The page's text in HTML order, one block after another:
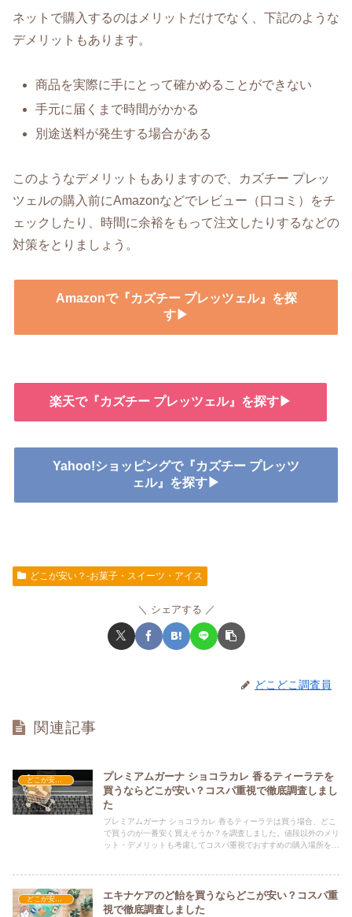
ネットで購入するのはメリットだけでなく、下記のような
デメリットもあります。
商品を実際に手にとって確かめることができない
手元に届くまで時間がかかる
別途送料が発生する場合がある
このようなデメリットもありますので、カズチー プレッ
ツェルの購入前にAmazonなどでレビュー（口コミ）をチ
ェックしたり、時間に余裕をもって注文したりするなどの
対策をとりましょう。
Amazonで『カズチー プレッツェル』を探
す▶
楽天で『カズチー プレッツェル』を探す▶
Yahoo!ショッピングで『カズチー プレッツ
ェル』を探す▶
どこが安い？-お菓子・スイーツ・アイス
シェアする
どこどこ調査員
関連記事
どこが安い？-お菓子・スイーツ・アイス
プレミアムガーナ ショコラカレ 香るティーラテを
買うならどこが安い？コスパ重視で徹底調査しまし
た
プレミアムガーナ ショコラカレ 香るティーラテは買う場合、どこ
で買うのが一番安く買えそうか？を調査しました。値段以外のメリ
ット・デメリットも考慮してコスパ重視でおすすめの購入場所を紹
どこが安い？-お菓子・スイーツ・アイス
エキナケアのど飴を買うならどこが安い？コスパ重
視で徹底調査しました